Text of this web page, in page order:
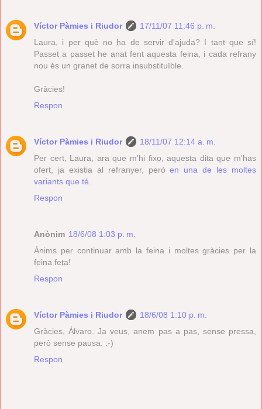
Víctor Pàmies i Riudor
17/11/07 11:46 p. m.
Laura, i per què no ha de servir d'ajuda? I tant que sí!
Passet a passet he anat fent aquesta feina, i cada refrany
nou és un granet de sorra insubstituïble.
Gràcies!
Respon
Víctor Pàmies i Riudor
18/11/07 12:14 a. m.
Per cert, Laura, ara que m'hi fixo, aquesta dita que m'has
ofert, ja existia al refranyer, peròen una de les moltes
variants que té
Respon
Anònim 18/6/08 1:03 p. m.
Ànims per continuar amb la feina i moltes gràcies per la
feina feta!
Respon
Víctor Pàmies i Riudor
18/6/08 1:10 p. m.
Gràcies, Álvaro. Ja veus, anem pas a pas, sense pressa,
però sense pausa. :-)
Respon